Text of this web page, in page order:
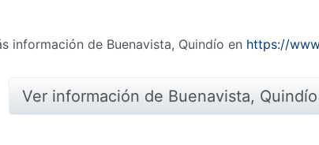
información de Buenavista, Quindío en https://
Ver información de Buenavista, Quindío